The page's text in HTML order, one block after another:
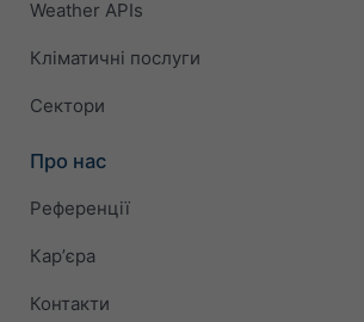
Weather APIs
Кліматичні послуги
Сектори
Про нас
Референції
Карʼєра
Контакти